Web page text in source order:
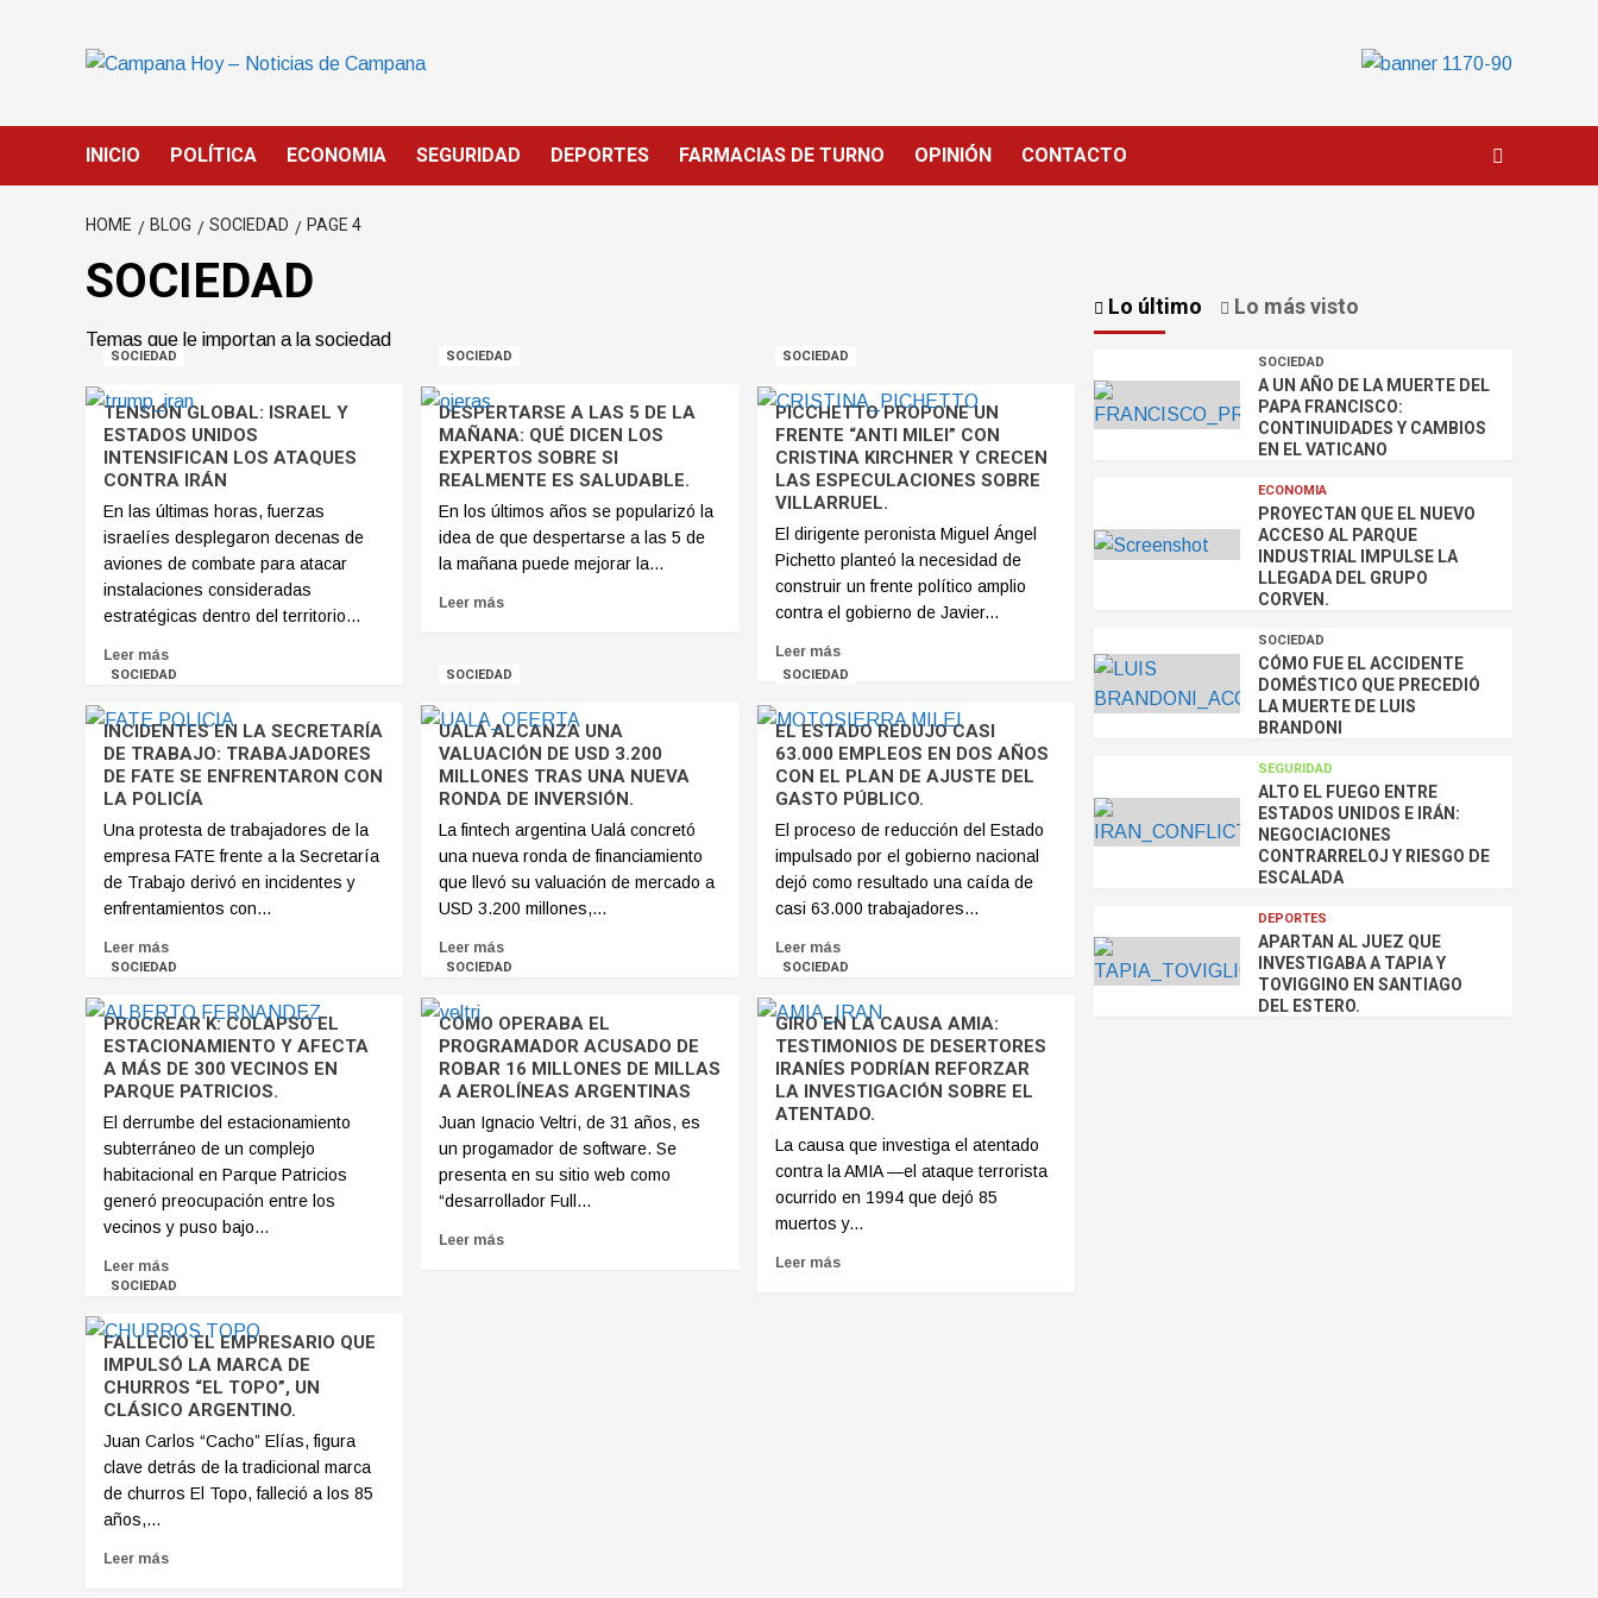
INICIO POLÍTICA ECONOMIA SEGURIDAD DEPORTES FARMACIAS DE TURNO OPINIÓN CONTACTO
HOME BLOG SOCIEDAD PAGE 4
SOCIEDAD
Temas que le importan a la sociedad
SOCIEDAD
TENSIÓN GLOBAL: ISRAEL Y
ESTADOS UNIDOS
INTENSIFICAN LOS ATAQUES
CONTRA IRÁN
En las últimas horas, fuerzas
israelíes desplegaron decenas de
aviones de combate para atacar
instalaciones consideradas
estratégicas dentro del territorio...
Leer más
SOCIEDAD
DESPERTARSE A LAS 5 DE LA
MAÑANA: QUÉ DICEN LOS
EXPERTOS SOBRE SI
REALMENTE ES SALUDABLE.
En los últimos años se popularizó la
idea de que despertarse a las 5 de
la mañana puede mejorar la...
Leer más
SOCIEDAD
PICCHETTO PROPONE UN
FRENTE “ANTI MILEI” CON
CRISTINA KIRCHNER Y CRECEN
LAS ESPECULACIONES SOBRE
VILLARRUEL.
El dirigente peronista Miguel Ángel
Pichetto planteó la necesidad de
construir un frente político amplio
contra el gobierno de Javier...
Leer más
SOCIEDAD
INCIDENTES EN LA SECRETARÍA
DE TRABAJO: TRABAJADORES
DE FATE SE ENFRENTARON CON
LA POLICÍA
Una protesta de trabajadores de la
empresa FATE frente a la Secretaría
de Trabajo derivó en incidentes y
enfrentamientos con...
Leer más
SOCIEDAD
UALÁ ALCANZA UNA
VALUACIÓN DE USD 3.200
MILLONES TRAS UNA NUEVA
RONDA DE INVERSIÓN.
La fintech argentina Ualá concretó
una nueva ronda de financiamiento
que llevó su valuación de mercado a
USD 3.200 millones,...
Leer más
SOCIEDAD
EL ESTADO REDUJO CASI
63.000 EMPLEOS EN DOS AÑOS
CON EL PLAN DE AJUSTE DEL
GASTO PÚBLICO.
El proceso de reducción del Estado
impulsado por el gobierno nacional
dejó como resultado una caída de
casi 63.000 trabajadores...
Leer más
SOCIEDAD
PROCREAR K: COLAPSÓ EL
ESTACIONAMIENTO Y AFECTA
A MÁS DE 300 VECINOS EN
PARQUE PATRICIOS.
El derrumbe del estacionamiento
subterráneo de un complejo
habitacional en Parque Patricios
generó preocupación entre los
vecinos y puso bajo...
Leer más
SOCIEDAD
CÓMO OPERABA EL
PROGRAMADOR ACUSADO DE
ROBAR 16 MILLONES DE MILLAS
A AEROLÍNEAS ARGENTINAS
Juan Ignacio Veltri, de 31 años, es
un progamador de software. Se
presenta en su sitio web como
“desarrollador Full...
Leer más
SOCIEDAD
GIRO EN LA CAUSA AMIA:
TESTIMONIOS DE DESERTORES
IRANÍES PODRÍAN REFORZAR
LA INVESTIGACIÓN SOBRE EL
ATENTADO.
La causa que investiga el atentado
contra la AMIA —el ataque terrorista
ocurrido en 1994 que dejó 85
muertos y...
Leer más
SOCIEDAD
FALLECIÓ EL EMPRESARIO QUE
IMPULSÓ LA MARCA DE
CHURROS “EL TOPO”, UN
CLÁSICO ARGENTINO.
Juan Carlos “Cacho” Elías, figura
clave detrás de la tradicional marca
de churros El Topo, falleció a los 85
años,...
Leer más
Lo último Lo más visto
SOCIEDAD
A UN AÑO DE LA MUERTE DEL
PAPA FRANCISCO:
CONTINUIDADES Y CAMBIOS
EN EL VATICANO
ECONOMIA
PROYECTAN QUE EL NUEVO
ACCESO AL PARQUE
INDUSTRIAL IMPULSE LA
LLEGADA DEL GRUPO
CORVEN.
SOCIEDAD
CÓMO FUE EL ACCIDENTE
DOMÉSTICO QUE PRECEDIÓ
LA MUERTE DE LUIS
BRANDONI
SEGURIDAD
ALTO EL FUEGO ENTRE
ESTADOS UNIDOS E IRÁN:
NEGOCIACIONES
CONTRARRELOJ Y RIESGO DE
ESCALADA
DEPORTES
APARTAN AL JUEZ QUE
INVESTIGABA A TAPIA Y
TOVIGGINO EN SANTIAGO
DEL ESTERO.